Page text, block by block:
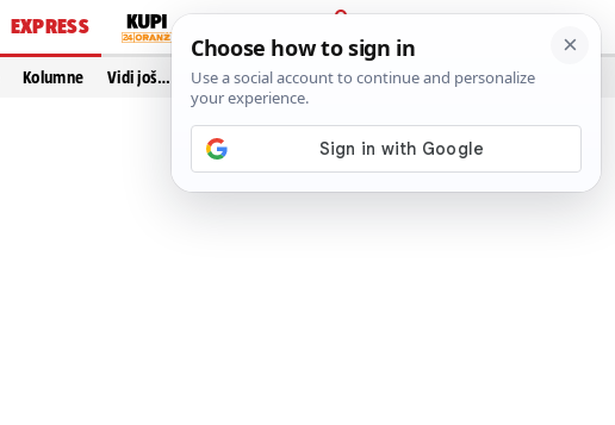
EXPRESS
PRIJAVA
Kolumne Vidi još…